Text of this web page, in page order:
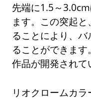
先端に1.5～
ます。この突起
ることにより、
ることができま
作品が開発されて
リオクロームカ